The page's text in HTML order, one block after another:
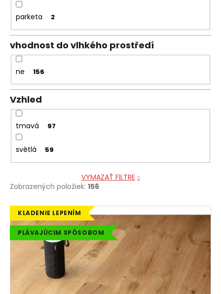
parketa 2
vhodnost do vlhkého prostředí
ne 156
Vzhled
tmavá 97
světlá 59
VYMAZAŤ FILTRE
Zobrazených položiek: 156
V
ý
p
p
r
KLADENIE LEPENÍM
PLÁVAJÚCIM SPÔSOBOM